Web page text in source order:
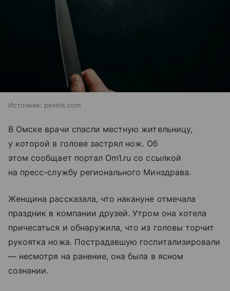
Источник: pexels.com
В Омске врачи спасли местную жительницу,
у которой в голове застрял нож. Об
этом сообщает портал Om1.ru со ссылкой
на пресс-службу регионального Минздрава.
Женщина рассказала, что накануне отмечала
праздник в компании друзей. Утром она хотела
причесаться и обнаружила, что из головы торчит
рукоятка ножа. Пострадавшую госпитализировали
— несмотря на ранение, она была в ясном
сознании.